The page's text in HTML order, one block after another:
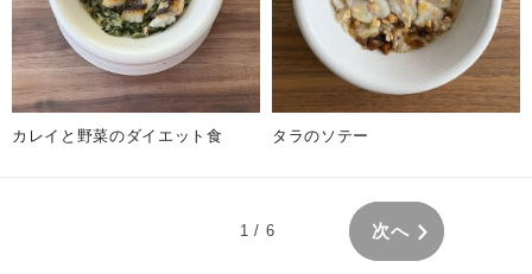
カレイと野菜のダイエット食 タラのソテー
1 / 6 次へ